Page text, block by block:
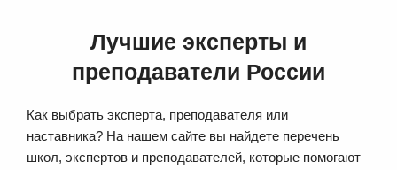
Лучшие эксперты и
преподаватели России
Как выбрать эксперта, преподавателя или
наставника? На нашем сайте вы найдете перечень
школ, экспертов и преподавателей, которые помогают